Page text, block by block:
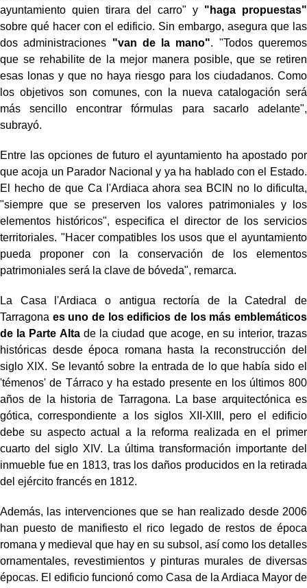
ayuntamiento quien tirara del carro" y "haga propuestas"
sobre qué hacer con el edificio. Sin embargo, asegura que las
dos administraciones "van de la mano". "Todos queremos
que se rehabilite de la mejor manera posible, que se retiren
esas lonas y que no haya riesgo para los ciudadanos. Como
los objetivos son comunes, con la nueva catalogación será
más sencillo encontrar fórmulas para sacarlo adelante",
subrayó.
Entre las opciones de futuro el ayuntamiento ha apostado por
que acoja un Parador Nacional y ya ha hablado con el Estado.
El hecho de que Ca l'Ardiaca ahora sea BCIN no lo dificulta,
"siempre que se preserven los valores patrimoniales y los
elementos históricos", especifica el director de los servicios
territoriales. "Hacer compatibles los usos que el ayuntamiento
pueda proponer con la conservación de los elementos
patrimoniales será la clave de bóveda", remarca.
La Casa l'Ardiaca o antigua rectoría de la Catedral de
Tarragona es uno de los edificios de los más emblemáticos
de la Parte Altade la ciudad que acoge, en su interior, trazas
históricas desde época romana hasta la reconstrucción del
siglo XIX. Se levantó sobre la entrada de lo que había sido el
'témenos' de Tárraco y ha estado presente en los últimos 800
años de la historia de Tarragona. La base arquitectónica es
gótica, correspondiente a los siglos XII-XIII, pero el edificio
debe su aspecto actual a la reforma realizada en el primer
cuarto del siglo XIV. La última transformación importante del
inmueble fue en 1813, tras los daños producidos en la retirada
del ejército francés en 1812.
Además, las intervenciones que se han realizado desde 2006
han puesto de manifiesto el rico legado de restos de época
romana y medieval que hay en su subsol, así como los detalles
ornamentales, revestimientos y pinturas murales de diversas
épocas. El edificio funcionó como Casa de la Ardiaca Mayor de